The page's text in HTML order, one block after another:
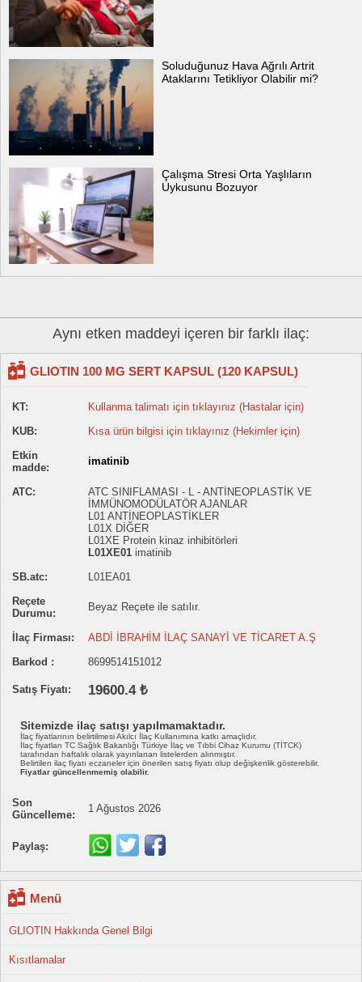
Soluduğunuz Hava Ağrılı Artrit
Ataklarını Tetikliyor Olabilir mi?
Çalışma Stresi Orta Yaşlıların
Uykusunu Bozuyor
Aynı etken maddeyi içeren bir farklı ilaç:
GLIOTIN 100 MG SERT KAPSUL (120 KAPSUL)
KT:
Kullanma talimatı için tıklayınız (Hastalar için)
KUB:
Kısa ürün bilgisi için tıklayınız (Hekimler için)
Etkin
madde:
imatinib
ATC:
ATC SINIFLAMASI - L - ANTİNEOPLASTİK VE
İMMÜNOMODÜLATÖR AJANLAR
L01 ANTİNEOPLASTİKLER
L01X DİĞER
L01XE Protein kinaz inhibitörleri
L01XE01 imatinib
SB.atc:
L01EA01
Reçete
Durumu:
Beyaz Reçete ile satılır.
İlaç Firması:
ABDİ İBRAHİM İLAÇ SANAYİ VE TİCARET A.Ş
Barkod :
8699514151012
Satış Fiyatı: 19600.4 ₺
Sitemizde ilaç satışı yapılmamaktadır.
İlaç fiyatlarının belirtilmesi Akılcı İlaç Kullanımına katkı amaçlıdır.
İlaç fiyatları TC Sağlık Bakanlığı Türkiye İlaç ve Tıbbi Cihaz Kurumu (TİTCK)
tarafından haftalık olarak yayınlanan listelerden alınmıştır.
Belirtilen ilaç fiyatı eczaneler için önerilen satış fiyatı olup değişkenlik gösterebilir.
Fiyatlar güncellenmemiş olabilir.
Son
Güncelleme:
1 Ağustos 2026
Paylaş:
Menü
GLIOTIN Hakkında Genel Bilgi
Kısıtlamalar